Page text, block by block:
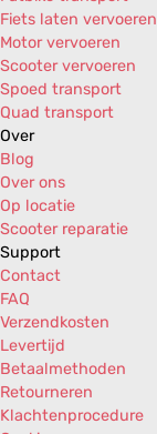
Piaggio Liberty
Piaggio Liberty
Piaggio Liberty
Piaggio Liberty
Piaggio Liberty
Piaggio NRG
Piaggio NRG
Piaggio NRG
Piaggio NRG
Piaggio
Vespa
Vespa
Vespa
Vespa GTS 125
Vespa GTS 250i
Fiets laten vervoeren
Motor vervoeren
Scooter vervoeren
Spoed transport
Quad transport
Over
Blog
Over ons
Op locatie
Scooter reparatie
Support
Contact
FAQ
Verzendkosten
Levertijd
Betaalmethoden
Retourneren
Klachtenprocedure